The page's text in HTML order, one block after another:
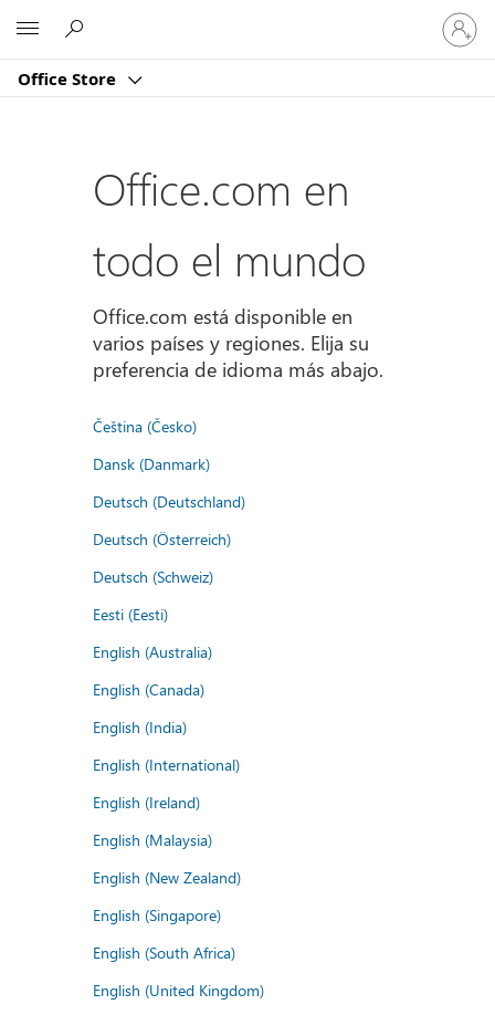
Office Store
Iniciar
sesión
en
cuenta
Office.com en
todo el mundo
Office.com está disponible en
varios países y regiones. Elija su
preferencia de idioma más abajo.
Čeština (Česko)
Dansk (Danmark)
Deutsch (Deutschland)
Deutsch (Österreich)
Deutsch (Schweiz)
Eesti (Eesti)
English (Australia)
English (Canada)
English (India)
English (International)
English (Ireland)
English (Malaysia)
English (New Zealand)
English (Singapore)
English (South Africa)
English (United Kingdom)